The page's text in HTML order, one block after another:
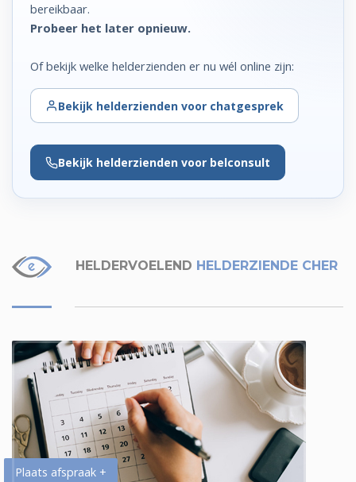
bereikbaar.
Probeer het later opnieuw.
Of bekijk welke helderzienden er nu wél online zijn:
Bekijk helderzienden voor chatgesprek
Bekijk helderzienden voor belconsult
HELDERVOELEND HELDERZIENDE CHER
Plaats afspraak +